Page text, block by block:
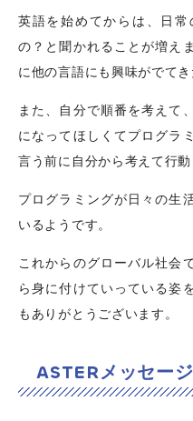
英語を始めてからは、日
の？と聞かれることが増え
に他の言語にも興味がでてき
また、自分で順番を考えて
になってほしくてプログラ
言う前に自分から考えて行
プログラミングが日々の生
いるようです。
これからのグローバル社会
ら身に付けていっている姿
もありがとうございます。
ASTERメッセージ